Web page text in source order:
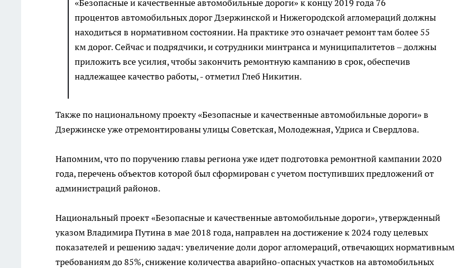
«Безопасные и качественные автомобильные дороги» к концу 2019 года 76
процентов автомобильных дорог Дзержинской и Нижегородской агломераций должны
находиться в нормативном состоянии. На практике это означает ремонт там более 55
км дорог. Сейчас и подрядчики, и сотрудники минтранса и муниципалитетов – должны
приложить все усилия, чтобы закончить ремонтную кампанию в срок, обеспечив
надлежащее качество работы, - отметил Глеб Никитин.
Также по национальному проекту «Безопасные и качественные автомобильные дороги» в
Дзержинске уже отремонтированы улицы Советская, Молодежная, Удриса и Свердлова.
Напомним, что по поручению главы региона уже идет подготовка ремонтной кампании 2020
года, перечень объектов которой был сформирован с учетом поступивших предложений от
администраций районов.
Национальный проект «Безопасные и качественные автомобильные дороги», утвержденный
указом Владимира Путина в мае 2018 года, направлен на достижение к 2024 году целевых
показателей и решению задач: увеличение доли дорог агломераций, отвечающих нормативным
требованиям до 85%, снижение количества аварийно-опасных участков на автомобильных